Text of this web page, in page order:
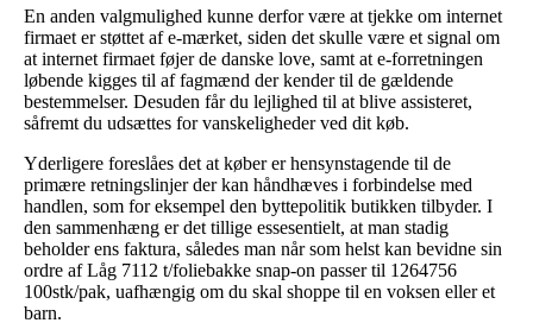
En anden valgmulighed kunne derfor være at tjekke om internet
firmaet er støttet af e-mærket, siden det skulle være et signal om
at internet firmaet føjer de danske love, samt at e-forretningen
løbende kigges til af fagmænd der kender til de gældende
bestemmelser. Desuden får du lejlighed til at blive assisteret,
såfremt du udsættes for vanskeligheder ved dit køb.
Yderligere foreslåes det at køber er hensynstagende til de
primære retningslinjer der kan håndhæves i forbindelse med
handlen, som for eksempel den byttepolitik butikken tilbyder. I
den sammenhæng er det tillige essesentielt, at man stadig
beholder ens faktura, således man når som helst kan bevidne sin
ordre af Låg 7112 t/foliebakke snap-on passer til 1264756
100stk/pak, uafhængig om du skal shoppe til en voksen eller et
barn.